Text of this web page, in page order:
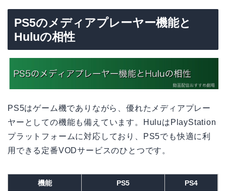
PS5のメディアプレーヤー機能と
Huluの相性
PS5はゲーム機でありながら、優れたメディアプレー
ヤーとしての機能も備えています。HuluはPlayStation
プラットフォームに対応しており、PS5でも快適に利
用できる定番VODサービスのひとつです。
機能 PS5 PS4